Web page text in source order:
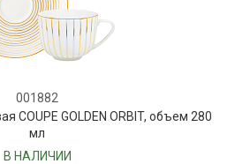
001882
COUPE GOLDEN ORBIT, объем 280
мл
В НАЛИЧИИ